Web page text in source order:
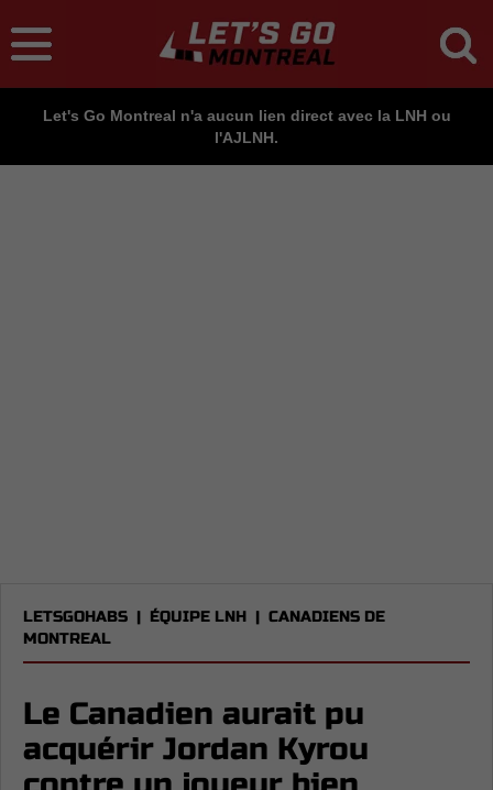
Let's Go Montreal n'a aucun lien direct avec la LNH ou
l'AJLNH.
LETSGOHABS | ÉQUIPE LNH | CANADIENS DE
MONTREAL
Le Canadien aurait pu
acquérir Jordan Kyrou